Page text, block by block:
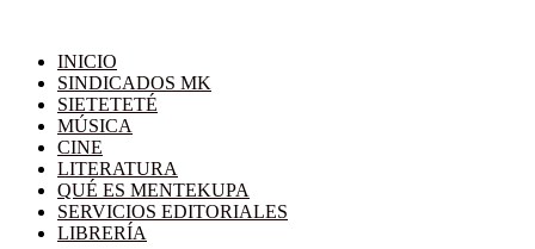
INICIO
SINDICADOS MK
SIETETETÉ
MÚSICA
CINE
LITERATURA
QUÉ ES MENTEKUPA
SERVICIOS EDITORIALES
LIBRERÍA